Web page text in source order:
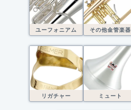
ユーフォニアム その他金管楽器
リガチャー ミュート